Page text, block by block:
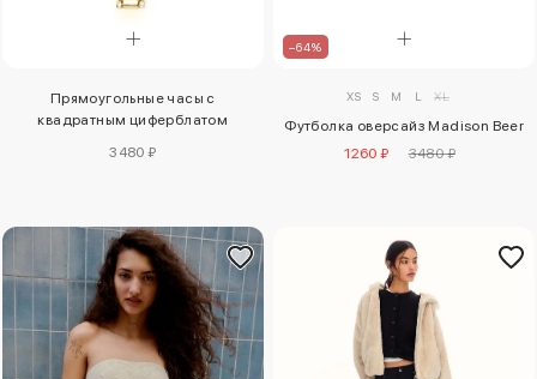
Прямоугольные часы с
квадратным циферблатом
3480 ₽
–64%
XS S M L XL
Футболка оверсайз Madison Beer
1260 ₽
3480 ₽